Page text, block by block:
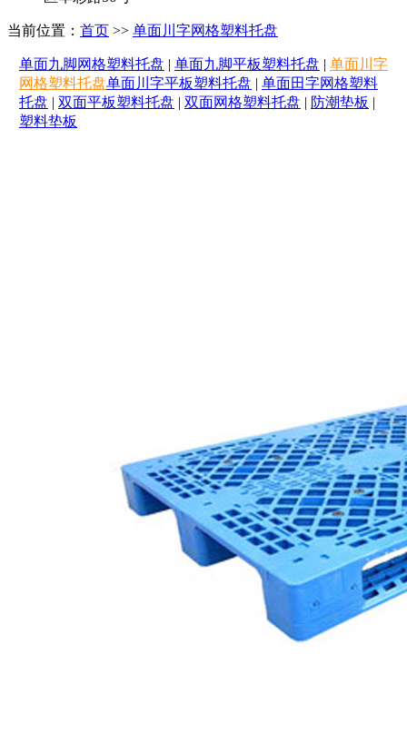
当前位置： 首页 >> 单面川字网格塑料托盘
单面九脚网格塑料托盘 | 单面九脚平板塑料托盘 | 单面川字
网格塑料托盘单面川字平板塑料托盘 | 单面田字网格塑料
托盘 | 双面平板塑料托盘 | 双面网格塑料托盘 | 防潮垫板 |
塑料垫板